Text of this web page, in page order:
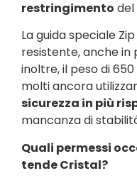
restringimento del
La guida speciale
resistente, anche in
inoltre, il peso di
molti ancora
sicurezza in più
mancanza di
Quali permessi
tende Cristal?